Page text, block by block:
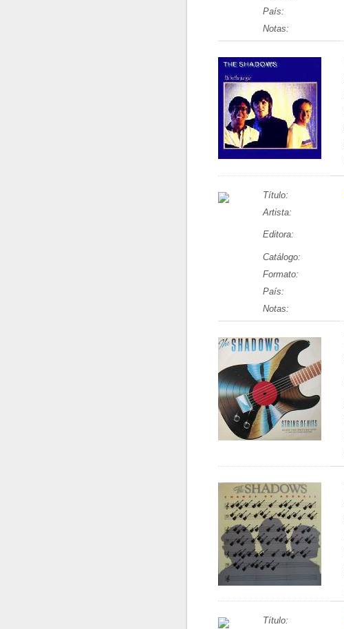
País:
Notas:
Título:
Artista:
Editora:
Catálogo:
Formato:
País:
Notas:
Título: